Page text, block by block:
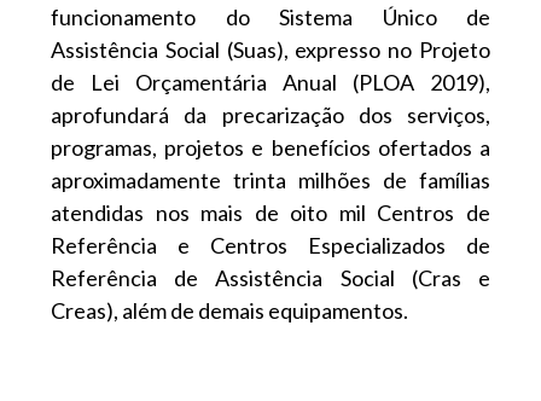
funcionamento do Sistema Único de
Assistência Social (Suas), expresso no Projeto
de Lei Orçamentária Anual (PLOA 2019),
aprofundará da precarização dos serviços,
programas, projetos e benefícios ofertados a
aproximadamente trinta milhões de famílias
atendidas nos mais de oito mil Centros de
Referência e Centros Especializados de
Referência de Assistência Social (Cras e
Creas), além de demais equipamentos.